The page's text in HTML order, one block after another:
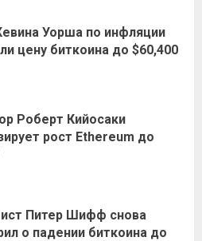
Уорша по инфляции
цену биткоина до $60,400
Роберт Кийосаки
рост Ethereum до
Питер Шифф снова
о падении биткоина до